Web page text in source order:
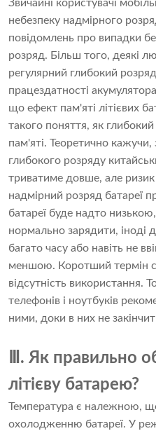
Звичайні користувачі
небезпеку надмірного
повідомлень про випадки
розряд. Більш того, деякі
регулярний глибокий
працездатності
що ефект пам'яті літієвих
такого поняття, як
пам'яті. Теоретично
глибокого розряду
триватиме довше, але
надмірний розряд батареї
батареї буде надто
нормально зарядити, іноді
багато часу або навіть не
меншою. Коротший термін
відсутність використання.
телефонів і ноутбуків
ними, доки в них не
Ⅲ. Як правильно
літієву батарею?
Температура є належною,
охолодженню батареї. У